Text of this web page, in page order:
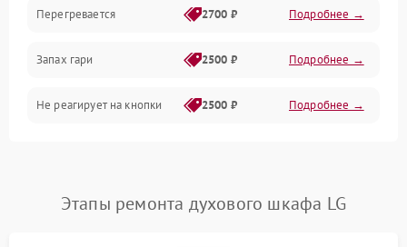
Перегревается 2700 ₽ Подробнее →
Запах гари 2500 ₽ Подробнее →
Не реагирует на кнопки 2500 ₽ Подробнее →
Этапы ремонта духового шкафа LG